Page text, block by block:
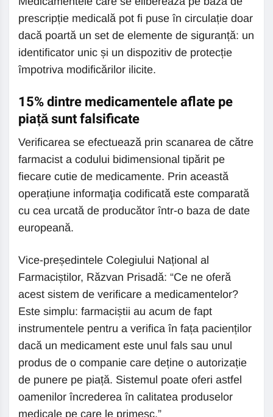
prescripție medicală pot fi puse în circulație doar
dacă poartă un set de elemente de siguranță: un
identificator unic și un dispozitiv de protecție
împotriva modificărilor ilicite.
15% dintre medicamentele aflate pe
piață sunt falsificate
Verificarea se efectuează prin scanarea de către
farmacist a codului bidimensional tipărit pe
fiecare cutie de medicamente. Prin această
operațiune informaţia codificată este comparată
cu cea urcată de producător într-o baza de date
europeană.
Vice-președintele Colegiului Național al
Farmaciștilor, Răzvan Prisadă: “Ce ne oferă
acest sistem de verificare a medicamentelor?
Este simplu: farmaciștii au acum de fapt
instrumentele pentru a verifica în fața pacienților
dacă un medicament este unul fals sau unul
produs de o companie care deține o autorizație
de punere pe piață. Sistemul poate oferi astfel
oamenilor încrederea în calitatea produselor
medicale pe care le primesc.”